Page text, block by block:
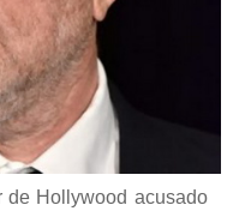
de Hollywood acusado